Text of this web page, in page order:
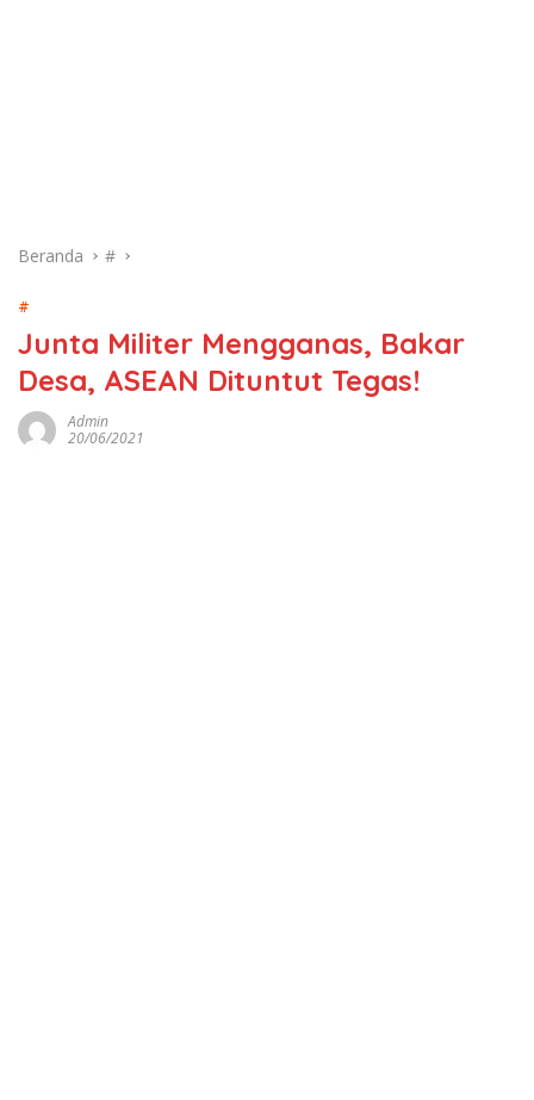
Beranda #
#
Junta Militer Mengganas, Bakar
Desa, ASEAN Dituntut Tegas!
Admin
20/06/2021